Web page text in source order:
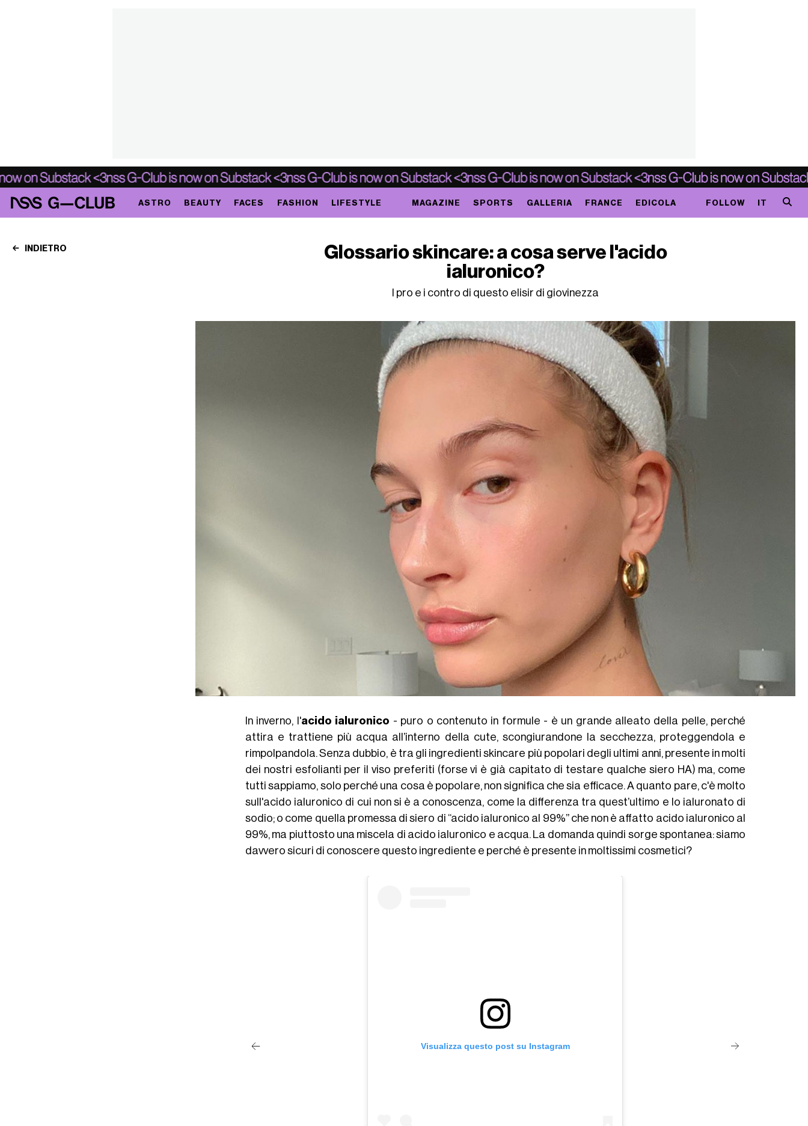
ASTRO BEAUTY FACES FASHION LIFESTYLE MAGAZINE SPORTS GALLERIA FRANCE EDICOLA FOLLOW IT
INDIETRO
Glossario skincare: a cosa serve l'acido
ialuronico?
I pro e i contro di questo elisir di giovinezza
In inverno, l'acido ialuronico - puro o contenuto in formule - è un grande alleato della pelle, perché
attira e trattiene più acqua all’interno della cute, scongiurandone la secchezza, proteggendola e
rimpolpandola. Senza dubbio, è tra gli ingredienti skincare più popolari degli ultimi anni, presente in molti
dei nostri esfolianti per il viso preferiti (forse vi è già capitato di testare qualche siero HA) ma, come
tutti sappiamo, solo perché una cosa è popolare, non significa che sia efficace. A quanto pare, c'è molto
sull'acido ialuronico di cui non si è a conoscenza, come la differenza tra quest’ultimo e lo ialuronato di
sodio; o come quella promessa di siero di “acido ialuronico al 99%” che non è affatto acido ialuronico al
99%, ma piuttosto una miscela di acido ialuronico e acqua. La domanda quindi sorge spontanea: siamo
davvero sicuri di conoscere questo ingrediente e perché è presente in moltissimi cosmetici?
Visualizza questo post su Instagram